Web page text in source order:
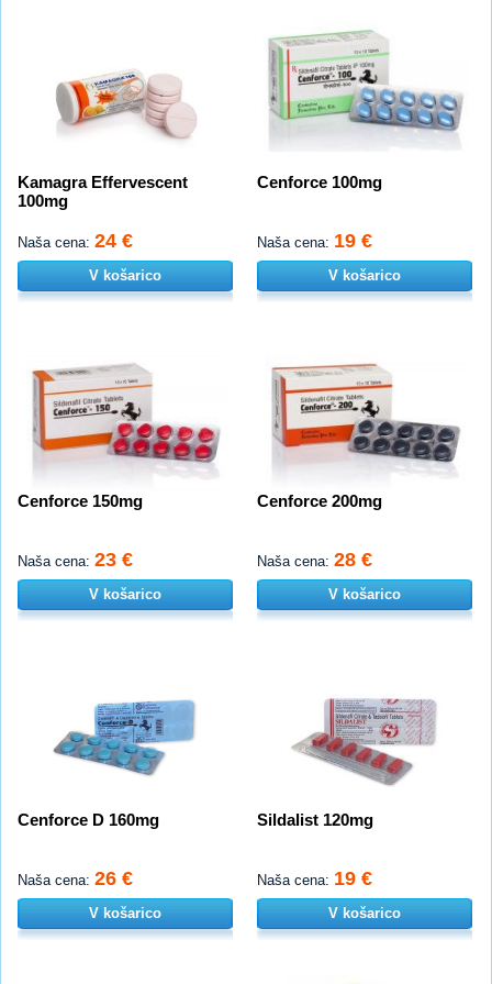
Kamagra Effervescent
100mg
Naša cena: 24 €
V košarico
Cenforce 100mg
Naša cena: 19 €
V košarico
Cenforce 150mg
Naša cena: 23 €
V košarico
Cenforce 200mg
Naša cena: 28 €
V košarico
Cenforce D 160mg
Naša cena: 26 €
V košarico
Sildalist 120mg
Naša cena: 19 €
V košarico